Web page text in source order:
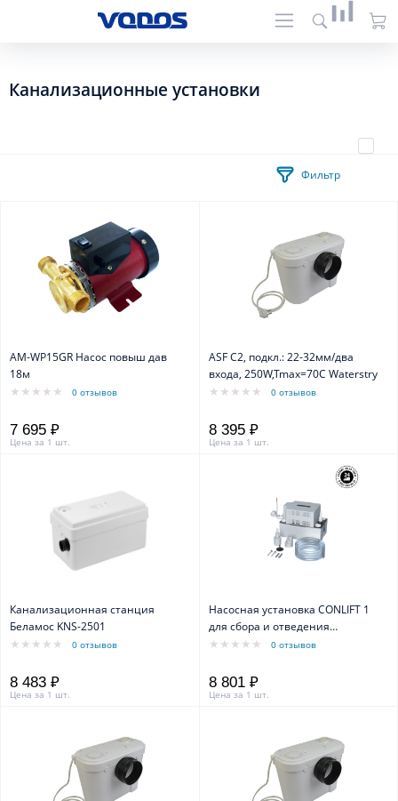
Канализационные установки
Фильтр
AM-WP15GR Насос повыш дав
18м
0 отзывов
7 695 ₽
Цена за 1 шт.
ASF C2, подкл.: 22-32мм/два
входа, 250W,Tmax=70C Waterstry
0 отзывов
8 395 ₽
Цена за 1 шт.
Канализационная станция
Беламос KNS-2501
0 отзывов
8 483 ₽
Цена за 1 шт.
Насосная установка CONLIFT 1
для сбора и отведения
конденсата Grundfos
0 отзывов
8 801 ₽
Цена за 1 шт.